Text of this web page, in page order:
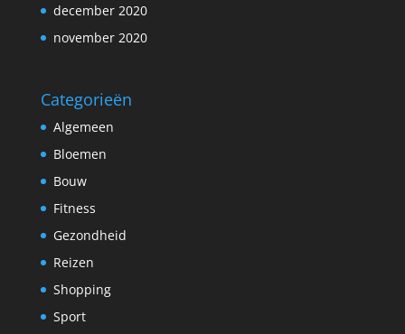
december 2020
november 2020
Categorieën
Algemeen
Bloemen
Bouw
Fitness
Gezondheid
Reizen
Shopping
Sport